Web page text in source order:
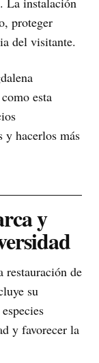
proteger
del visitante.
esta
hacerlos más
y
restauración de
su
y favorecer la